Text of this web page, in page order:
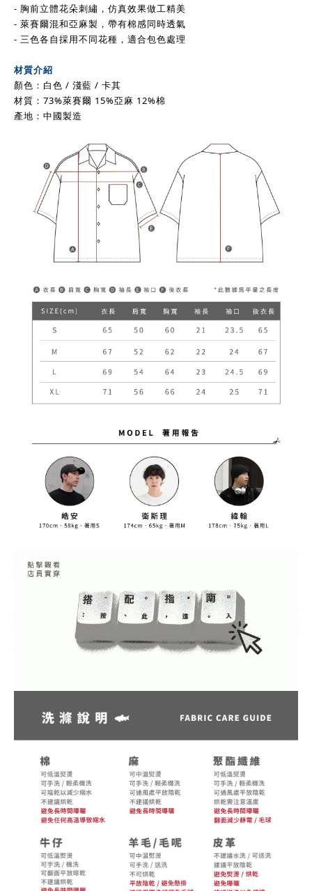
- 胸前立體花朵刺繡，仿真效果做工精美
- 萊賽爾混和亞麻製，帶有棉感同時透氣
- 三色各自採用不同花種，適合包色處理
材質介紹
顏色：白色 / 淺藍 / 卡其
材質：73%萊賽爾 15%亞麻 12%棉
產地：中國製造